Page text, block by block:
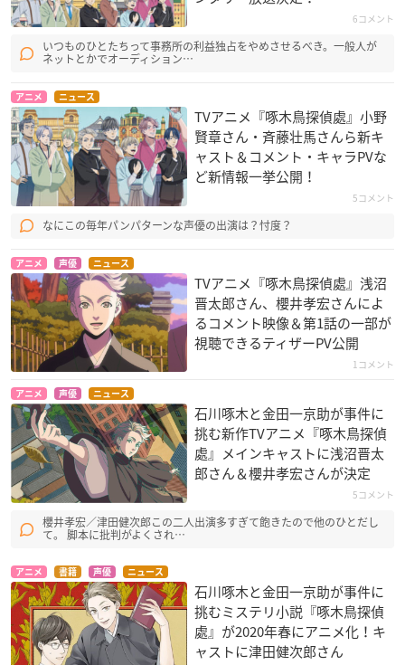
6コメント
いつものひとたちって事務所の利益独占をやめさせるべき。一般人が
ネットとかでオーディション…
アニメ ニュース
TVアニメ『啄木鳥探偵處』小野
賢章さん・斉藤壮馬さんら新キ
ャスト＆コメント・キャラPVな
ど新情報一挙公開！
5コメント
なにこの毎年パンパターンな声優の出演は？忖度？
アニメ 声優 ニュース
TVアニメ『啄木鳥探偵處』浅沼
晋太郎さん、櫻井孝宏さんによ
るコメント映像＆第1話の一部が
視聴できるティザーPV公開
1コメント
アニメ 声優 ニュース
石川啄木と金田一京助が事件に
挑む新作TVアニメ『啄木鳥探偵
處』メインキャストに浅沼晋太
郎さん＆櫻井孝宏さんが決定
5コメント
櫻井孝宏／津田健次郎この二人出演多すぎて飽きたので他のひとだし
て。 脚本に批判がよくされ…
アニメ 書籍 声優 ニュース
石川啄木と金田一京助が事件に
挑むミステリ小説『啄木鳥探偵
處』が2020年春にアニメ化！キ
ャストに津田健次郎さん